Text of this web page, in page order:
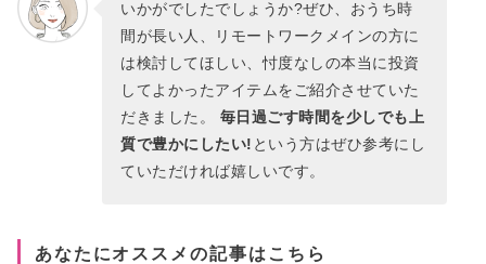
いかがでしたでしょうか?ぜひ、おうち時
間が長い人、リモートワークメインの方に
は検討してほしい、忖度なしの本当に投資
してよかったアイテムをご紹介させていた
だきました。
毎日過ごす時間を少しでも上
質で豊かにしたい! という方はぜひ参考にし
ていただければ嬉しいです。
あなたにオススメの記事はこちら